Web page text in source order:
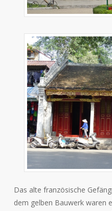
Das alte französische
dem gelben Bauwerk waren